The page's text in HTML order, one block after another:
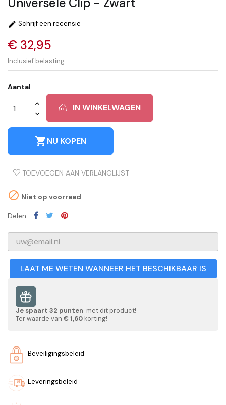
 Schrijf een recensie
€ 32,95
Inclusief belasting
Aantal
IN WINKELWAGEN
shopping_cartNU KOPEN
TOEVOEGEN AAN VERLANGLIJST
 Niet op voorraad
Delen
LAAT ME WETEN WANNEER HET BESCHIKBAAR IS
Je spaart 32 punten met dit product!
Ter waarde van € 1,60 korting!
Beveiligingsbeleid
Leveringsbeleid